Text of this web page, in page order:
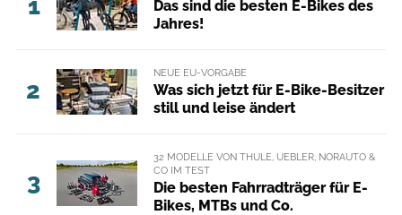
1
Das sind die besten E-Bikes des
Jahres!
2
NEUE EU-VORGABE
Was sich jetzt für E-Bike-Besitzer
still und leise ändert
3
32 MODELLE VON THULE, UEBLER, NORAUTO &
CO IM TEST
Die besten Fahrradträger für E-
Bikes, MTBs und Co.